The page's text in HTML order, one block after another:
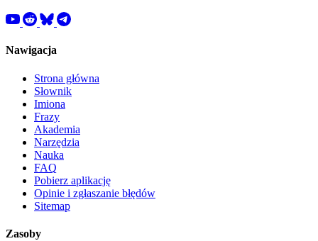
Nawigacja
Strona główna
Słownik
Imiona
Frazy
Akademia
Narzędzia
Nauka
FAQ
Pobierz aplikację
Opinie i zgłaszanie błędów
Sitemap
Zasoby